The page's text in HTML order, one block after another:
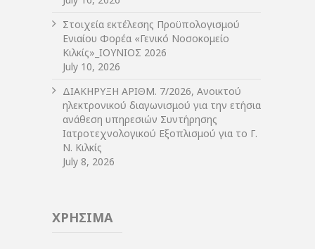
Στοιχεία εκτέλεσης Προϋπολογισμού
Ενιαίου Φορέα «Γενικό Νοσοκομείο
Κιλκίς»_ΙΟΥΝΙΟΣ 2026
July 10, 2026
ΔIΑΚΗΡΥΞΗ ΑΡIΘΜ. 7/2026, Ανοικτού
ηλεκτρονικού διαγωνισμού για την ετήσια
ανάθεση υπηρεσιών Συντήρησης
Ιατροτεχνολογικού Εξοπλισμού για το Γ.
Ν. Κιλκίς
July 8, 2026
ΧΡΗΣΙΜΑ